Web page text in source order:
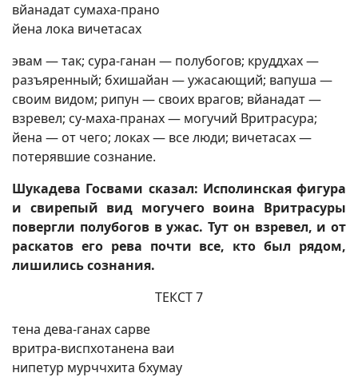
вйанадат сумаха-прано
йена лока вичетасах
эвам — так; сура-ганан — полубогов; круддхах —
разъяренный; бхишайан — ужасающий; вапуша —
своим видом; рипун — своих врагов; вйанадат —
взревел; су-маха-пранах — могучий Вритрасура;
йена — от чего; локах — все люди; вичетасах —
потерявшие сознание.
Шукадева Госвами сказал: Исполинская фигура
и свирепый вид могучего воина Вритрасуры
повергли полубогов в ужас. Тут он взревел, и от
раскатов его рева почти все, кто был рядом,
лишились сознания.
ТЕКСТ 7
тена дева-ганах сарве
вритра-виспхотанена ваи
нипетур мурччхита бхумау